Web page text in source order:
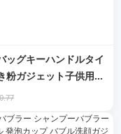
ッグキーハンドルタイ
粉ガジェット子供用手
歯磨き粉ヘッド特殊絞
ル洗顔料